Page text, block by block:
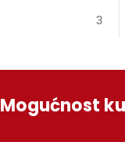
3
Mogućnost